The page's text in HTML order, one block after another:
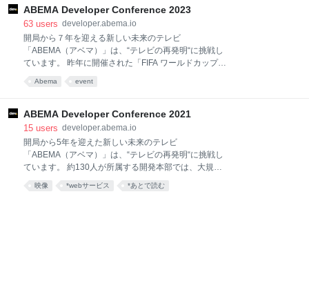
ジングを経て多様なデバイスに快適な視聴体験を届け
るための取り組みや、大規模な同時接続に対するシス
テム開発・運用によって得られた技術的知見を公開し
ます。 なおゲストセッションとして、Google Cloud
Platform カスタマーエンジニア 福田潔さまにもご登壇
ABEMA Developer Conference 2023
63 users developer.abema.io
開局から７年を迎える新しい未来のテレビ
「ABEMA（アベマ）」は、“テレビの再発明“に挑戦し
ています。 昨年に開催された「FIFA ワールドカップ
など多くの日本の皆様に視聴していただきました。 今
年の「ABEMA Developer Conference 2023」のコン
セプトは「日本が熱狂できる場を作るABEMAの挑戦と
挑戦からみえた新しい未来」です。 本大会に向けて技
術者が５つの挑戦、「サービスを絶対に落とさな
レベルの高画質配信」、「マルチデバイス」、「ハイ
Abema event
ABEMA Developer Conference 2021
15 users developer.abema.io
開局から5年を迎えた新しい未来のテレビ
「ABEMA（アベマ）」は、“テレビの再発明“に挑戦し
ています。 約130人が所属する開発本部では、大規模
なUIリニューアル、高品質な動画配信への挑戦、マル
チデバイスへの対応強化、データの民主化など、時代
映像 *webサービス *あとで読む